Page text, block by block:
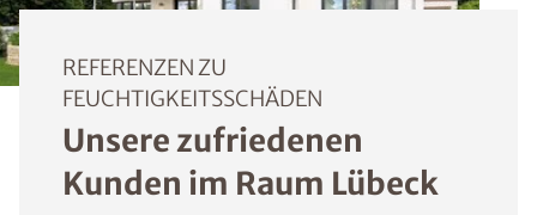
REFERENZEN ZU
FEUCHTIGKEITSSCHÄDEN
Unsere zufriedenen
Kunden im Raum Lübeck